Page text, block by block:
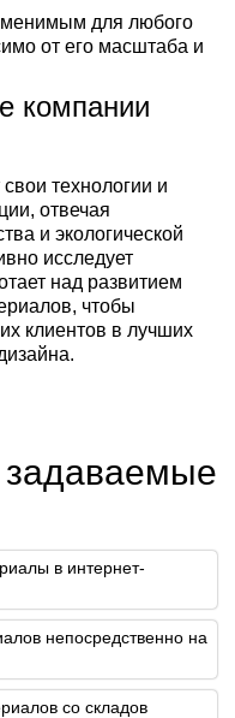
для любого
от его масштаба и
компании
технологии и
отвечая
и экологической
исследует
над развитием
чтобы
клиентов в лучших
задаваемые
в интернет-
непосредственно на
со складов